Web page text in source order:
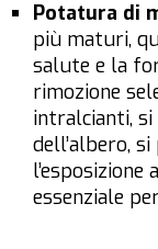
Potatura di
più maturi,
salute e la
rimozione
intralcianti,
dell’albero,
essenziale